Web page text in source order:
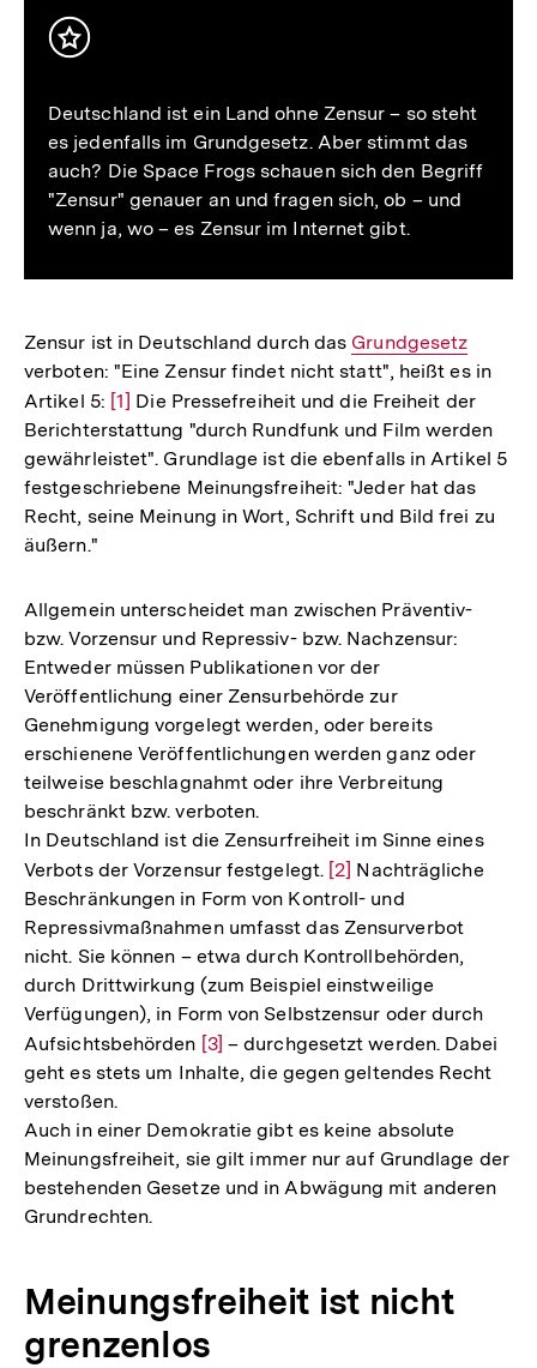
Inhalt
Deutschland ist ein Land ohne Zensur – so steht
es jedenfalls im Grundgesetz. Aber stimmt das
auch? Die Space Frogs schauen sich den Begriff
"Zensur" genauer an und fragen sich, ob – und
wenn ja, wo – es Zensur im Internet gibt.
Zensur ist in Deutschland durch das Interner
Link:
Grundgesetz
verboten: "Eine Zensur findet nicht statt", heißt es in
Artikel 5: Zur
Auflösung
der
Fußnote
[1] Die Pressefreiheit und die Freiheit der
Berichterstattung "durch Rundfunk und Film werden
gewährleistet". Grundlage ist die ebenfalls in Artikel 5
festgeschriebene Meinungsfreiheit: "Jeder hat das
Recht, seine Meinung in Wort, Schrift und Bild frei zu
äußern."
Allgemein unterscheidet man zwischen Präventiv-
bzw. Vorzensur und Repressiv- bzw. Nachzensur:
Entweder müssen Publikationen vor der
Veröffentlichung einer Zensurbehörde zur
Genehmigung vorgelegt werden, oder bereits
erschienene Veröffentlichungen werden ganz oder
teilweise beschlagnahmt oder ihre Verbreitung
beschränkt bzw. verboten.
In Deutschland ist die Zensurfreiheit im Sinne eines
Verbots der Vorzensur festgelegt. Zur
Auflösung
der
Fußnote
[2] Nachträgliche
Beschränkungen in Form von Kontroll- und
Repressivmaßnahmen umfasst das Zensurverbot
nicht. Sie können – etwa durch Kontrollbehörden,
durch Drittwirkung (zum Beispiel einstweilige
Verfügungen), in Form von Selbstzensur oder durch
Aufsichtsbehörden Zur
Auflösung
Fußnote
[3] – durchgesetzt werden. Dabei
geht es stets um Inhalte, die gegen geltendes Recht
verstoßen.
Auch in einer Demokratie gibt es keine absolute
Meinungsfreiheit, sie gilt immer nur auf Grundlage der
bestehenden Gesetze und in Abwägung mit anderen
Grundrechten.
Meinungsfreiheit ist nicht
grenzenlos